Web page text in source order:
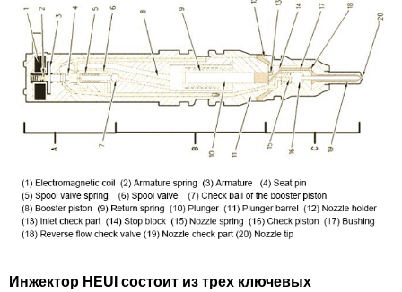
Инжектор HEUI состоит из трех ключевых